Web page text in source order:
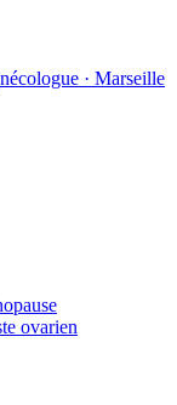
· Marseille
ovarien